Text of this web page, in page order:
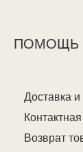
ПОМОЩЬ
Доставка и
Возврат